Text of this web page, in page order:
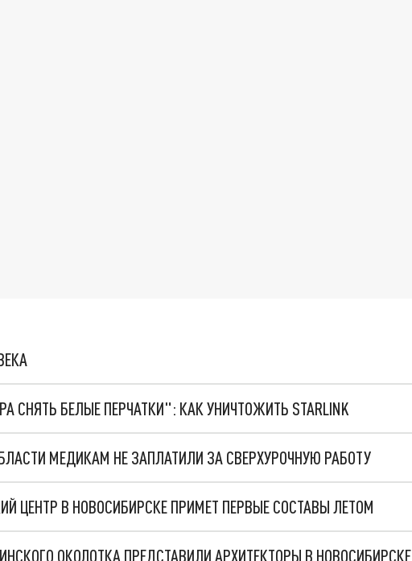
СНЯТЬ БЕЛЫЕ ПЕРЧАТКИ": КАК УНИЧТОЖИТЬ STARLINK
МЕДИКАМ НЕ ЗАПЛАТИЛИ ЗА СВЕРХУРОЧНУЮ РАБОТУ
ЦЕНТР В НОВОСИБИРСКЕ ПРИМЕТ ПЕРВЫЕ СОСТАВЫ ЛЕТОМ
ОКОЛОТКА ПРЕДСТАВИЛИ АРХИТЕКТОРЫ В НОВОСИБИРСКЕ